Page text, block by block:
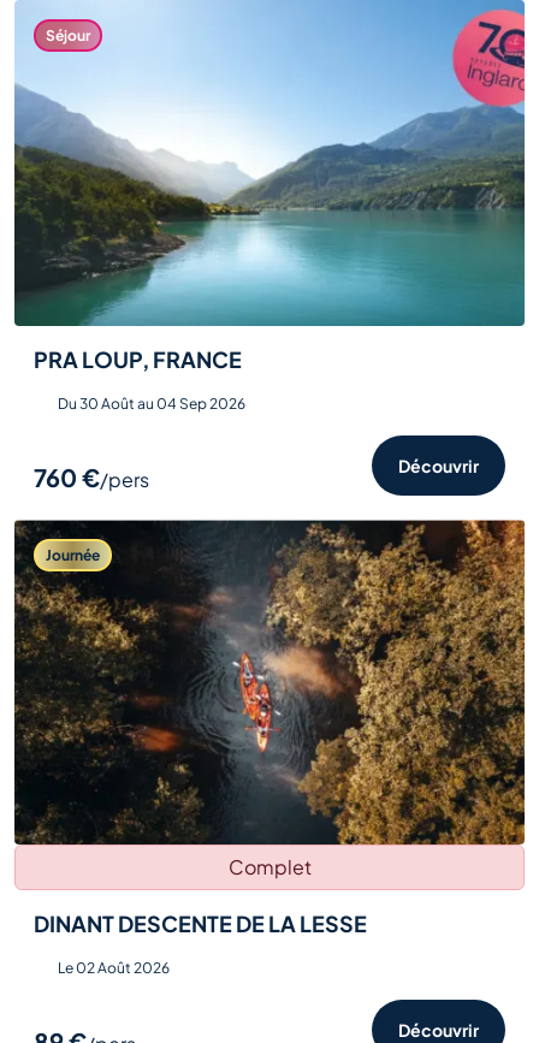
Salons et
événements
Voir tout
Séjour
PRA LOUP, FRANCE
Du 30 Août au 04 Sep 2026
760 €/pers
Découvrir
Journée
Complet
DINANT DESCENTE DE LA LESSE
Le 02 Août 2026
Découvrir